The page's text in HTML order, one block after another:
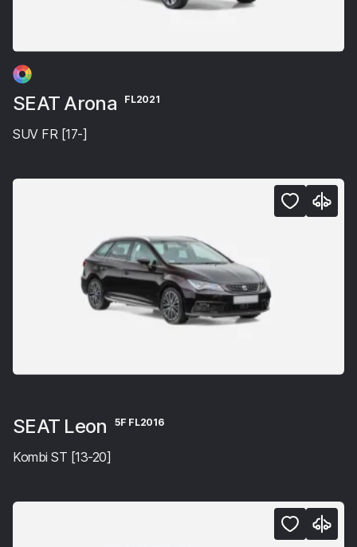
SEAT Arona FL2021
SUV FR [17-]
SEAT Leon 5F FL2016
Kombi ST [13-20]